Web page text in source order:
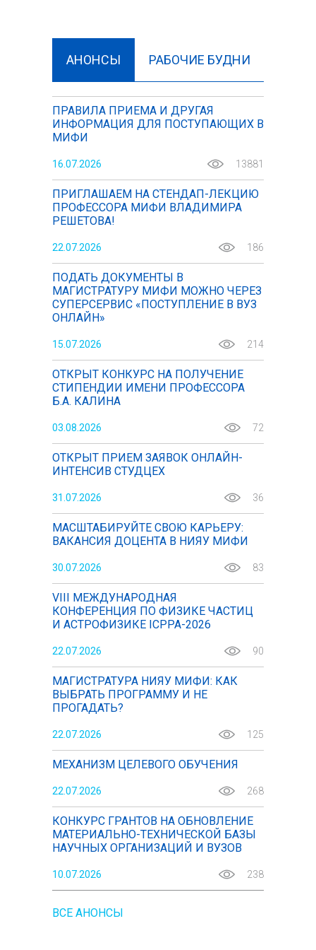
АНОНСЫ РАБОЧИЕ БУДНИ
ПРАВИЛА ПРИЕМА И ДРУГАЯ
ИНФОРМАЦИЯ ДЛЯ ПОСТУПАЮЩИХ В
МИФИ
16.07.2026 13881
ПРИГЛАШАЕМ НА СТЕНДАП-ЛЕКЦИЮ
ПРОФЕССОРА МИФИ ВЛАДИМИРА
РЕШЕТОВА!
22.07.2026 186
ПОДАТЬ ДОКУМЕНТЫ В
МАГИСТРАТУРУ МИФИ МОЖНО ЧЕРЕЗ
СУПЕРСЕРВИС «ПОСТУПЛЕНИЕ В ВУЗ
ОНЛАЙН»
15.07.2026 214
ОТКРЫТ КОНКУРС НА ПОЛУЧЕНИЕ
СТИПЕНДИИ ИМЕНИ ПРОФЕССОРА
Б.А. КАЛИНА
03.08.2026 72
ОТКРЫТ ПРИЕМ ЗАЯВОК ОНЛАЙН-
ИНТЕНСИВ СТУДЦЕХ
31.07.2026 36
МАСШТАБИРУЙТЕ СВОЮ КАРЬЕРУ:
ВАКАНСИЯ ДОЦЕНТА В НИЯУ МИФИ
30.07.2026 83
VIII МЕЖДУНАРОДНАЯ
КОНФЕРЕНЦИЯ ПО ФИЗИКЕ ЧАСТИЦ
И АСТРОФИЗИКЕ ICPPA-2026
22.07.2026 90
МАГИСТРАТУРА НИЯУ МИФИ: КАК
ВЫБРАТЬ ПРОГРАММУ И НЕ
ПРОГАДАТЬ?
22.07.2026 125
МЕХАНИЗМ ЦЕЛЕВОГО ОБУЧЕНИЯ
22.07.2026 268
КОНКУРС ГРАНТОВ НА ОБНОВЛЕНИЕ
МАТЕРИАЛЬНО-ТЕХНИЧЕСКОЙ БАЗЫ
НАУЧНЫХ ОРГАНИЗАЦИЙ И ВУЗОВ
10.07.2026 238
ВСЕ АНОНСЫ